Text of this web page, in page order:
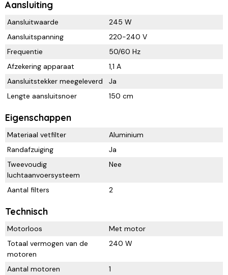
Aansluiting
Aansluitwaarde
245 W
Aansluitspanning
220-240 V
Frequentie
50/60 Hz
Afzekering apparaat
1,1 A
Aansluitstekker meegeleverd
Ja
Lengte aansluitsnoer
150 cm
Eigenschappen
Materiaal vetfilter
Aluminium
Randafzuiging
Ja
Tweevoudig
luchtaanvoersysteem
Nee
Aantal filters 2
Technisch
Motorloos
Met motor
Totaal vermogen van de
motoren
240 W
Aantal motoren 1